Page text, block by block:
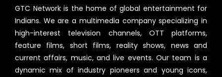
GTC Network is the home of global entertainment for
Indians. We are a multimedia company specializing in
high-interest television channels, OTT platforms,
feature films, short films, reality shows, news and
current affairs, music, and live events. Our team is a
dynamic mix of industry pioneers and young icons,